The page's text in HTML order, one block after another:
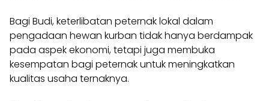
Bagi Budi, keterlibatan peternak lokal dalam
pengadaan hewan kurban tidak hanya berdampak
pada aspek ekonomi, tetapi juga membuka
kesempatan bagi peternak untuk meningkatkan
kualitas usaha ternaknya.